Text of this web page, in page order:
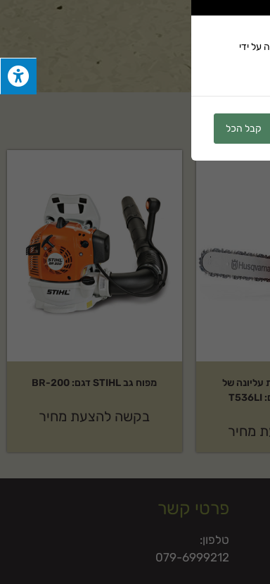
עליונה של
מחיר
מפוח גב STIHL דגם: BR-200
בקשה להצעת מחיר
פרטי קשר
טלפון:
079-6999212
על ידי
קבל הכל